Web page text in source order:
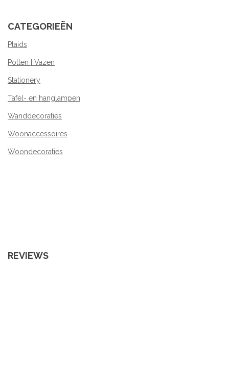
CATEGORIEËN
Plaids
Potten | Vazen
Stationery
Tafel- en hanglampen
Wanddecoraties
Woonaccessoires
Woondecoraties
REVIEWS